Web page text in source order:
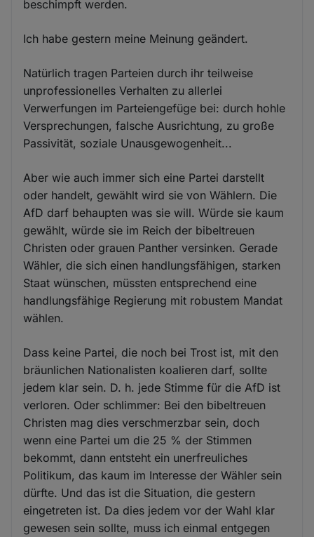
beschimpft werden.
Ich habe gestern meine Meinung geändert.
Natürlich tragen Parteien durch ihr teilweise
unprofessionelles Verhalten zu allerlei
Verwerfungen im Parteiengefüge bei: durch hohle
Versprechungen, falsche Ausrichtung, zu große
Passivität, soziale Unausgewogenheit...
Aber wie auch immer sich eine Partei darstellt
oder handelt, gewählt wird sie von Wählern. Die
AfD darf behaupten was sie will. Würde sie kaum
gewählt, würde sie im Reich der bibeltreuen
Christen oder grauen Panther versinken. Gerade
Wähler, die sich einen handlungsfähigen, starken
Staat wünschen, müssten entsprechend eine
handlungsfähige Regierung mit robustem Mandat
wählen.
Dass keine Partei, die noch bei Trost ist, mit den
bräunlichen Nationalisten koalieren darf, sollte
jedem klar sein. D. h. jede Stimme für die AfD ist
verloren. Oder schlimmer: Bei den bibeltreuen
Christen mag dies verschmerzbar sein, doch
wenn eine Partei um die 25 % der Stimmen
bekommt, dann entsteht ein unerfreuliches
Politikum, das kaum im Interesse der Wähler sein
dürfte. Und das ist die Situation, die gestern
eingetreten ist. Da dies jedem vor der Wahl klar
gewesen sein sollte, muss ich einmal entgegen